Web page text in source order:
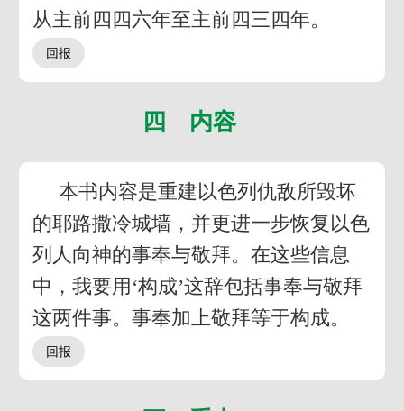
从主前四四六年至主前四三四年。
四 内容
本书内容是重建以色列仇敌所毁坏
的耶路撒冷城墙，并更进一步恢复以色
列人向神的事奉与敬拜。在这些信息
中，我要用‘构成’这辞包括事奉与敬拜
这两件事。事奉加上敬拜等于构成。